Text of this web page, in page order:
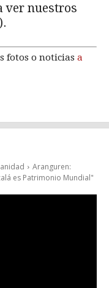
ver nuestros
).
fotos o noticias a